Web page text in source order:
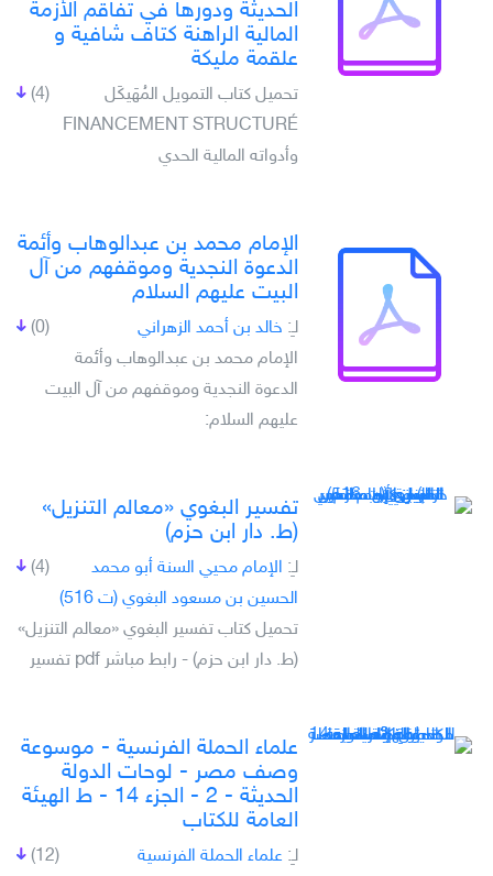
الحديثة ودورها في تفاقم الأزمة
المالية الراهنة كتاف شافية و
علقمة مليكة
(4)
تحميل كتاب التمويل المُهَيكَل
FINANCEMENT STRUCTURÉ
وأدواته المالية الحدي
الإمام محمد بن عبدالوهاب وأئمة
الدعوة النجدية وموقفهم من آل
البيت عليهم السلام
(0) لـِ: خالد بن أحمد الزهراني
الإمام محمد بن عبدالوهاب وأئمة
الدعوة النجدية وموقفهم من آل البيت
عليهم السلام:
تفسير البغوي «معالم التنزيل»
(ط. دار ابن حزم)
(4) لـِ: الإمام محيي السنة أبو محمد
الحسين بن مسعود البغوي (ت 516)
تحميل كتاب تفسير البغوي «معالم التنزيل»
(ط. دار ابن حزم) - رابط مباشر pdf تفسير
علماء الحملة الفرنسية - موسوعة
وصف مصر - لوحات الدولة
الحديثة - 2 - الجزء 14 - ط الهيئة
العامة للكتاب
(12) لـِ: علماء الحملة الفرنسية